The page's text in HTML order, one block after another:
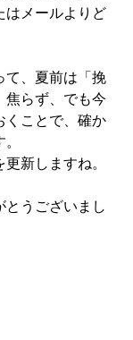
はメールよりど
て、夏前は「挽
焦らず、でも今
くことで、確か
新しますね。
とうございまし